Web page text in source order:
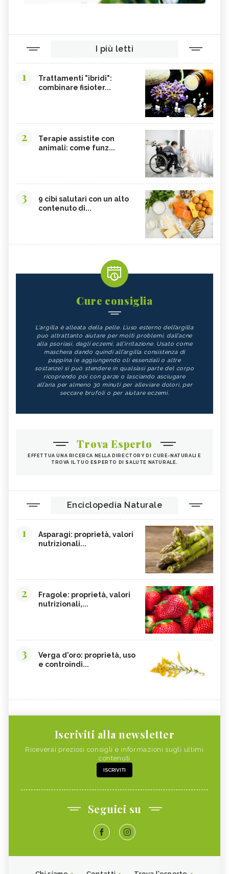
I più letti
1
Trattamenti "ibridi":
combinare fisioter...
2
Terapie assistite con
animali: come funz...
3
9 cibi salutari con un alto
contenuto di...
Cure consiglia
L'argilla è alleata della pelle. L’uso esterno dell’argilla
puo altrattanto aiutare per molti problemi, dall’acne
alla psoriasi, dagli eczemi, all’irritazione. Usato come
maschera dando quindi all’argilla consistenza di
pappina (e aggiungendo oli essenziali o altre
sostanze) si può stendere in qualsiasi parte del corpo
ricoprendo poi con garze o lasciando asciugare
all’aria per almeno 30 minuti per alleviare dolori, per
seccare brufoli o per aiutare eczemi.
Trova Esperto
EFFETTUA UNA RICERCA NELLA DIRECTORY DI CURE-NATURALI E
TROVA IL TUO ESPERTO DI SALUTE NATURALE.
Enciclopedia Naturale
1
Asparagi: proprietà, valori
nutrizionali...
2
Fragole: proprietà, valori
nutrizionali,...
3
Verga d'oro: proprietà, uso
e controindi...
Iscriviti alla newsletter
Riceverai preziosi consigli e informazioni sugli ultimi
contenuti
ISCRIVITI
Seguici su